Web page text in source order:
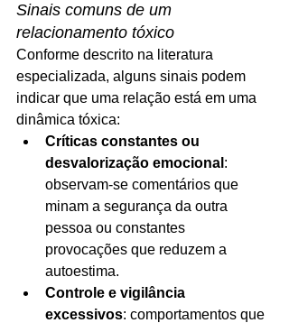
Sinais comuns de um
relacionamento tóxico
Conforme descrito na literatura
especializada, alguns sinais podem
indicar que uma relação está em uma
dinâmica tóxica:
Críticas constantes ou
desvalorização emocional :
observam‑se comentários que
minam a segurança da outra
pessoa ou constantes
provocações que reduzem a
autoestima.
Controle e vigilância
excessivos: comportamentos que